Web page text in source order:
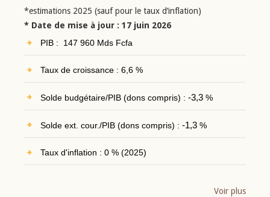
*estimations 2025 (sauf pour le taux d’inflation)
* Date de mise à jour : 17 juin 2026
PIB : 147 960 Mds Fcfa
Taux de croissance : 6,6 %
Solde budgétaire/PIB (dons compris) : -3,3%
Solde ext. cour./PIB (dons compris) : -1,3%
Taux d'inflation : 0 % (2025)
Voir plus